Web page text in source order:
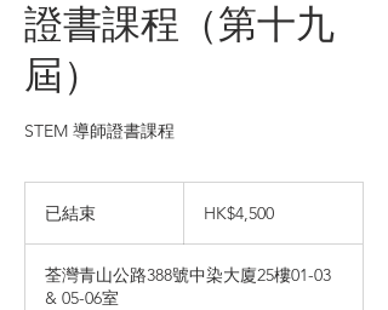
證書課程（第十九
屆）
STEM 導師證書課程
已結束 HK$4,500
荃灣青山公路388號中染大廈25樓01-03
& 05-06室